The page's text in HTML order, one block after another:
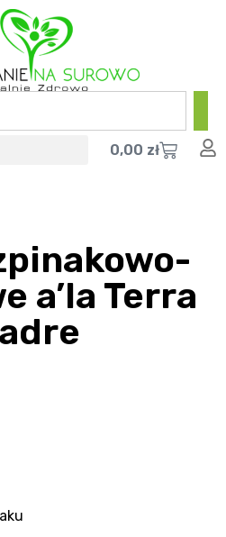
0,00 zł
a’la Terra